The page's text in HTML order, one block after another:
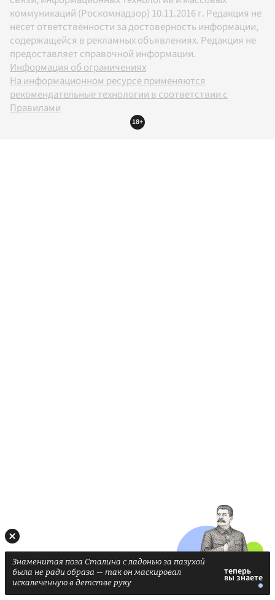
коммуникаций (Роскомнадзор) 10.11.2016 г. Редакция не
несет ответственности за достоверность информации,
содержащейся в рекламных объявлениях. Редакция не
предоставляет справочной информации.
Информация об ограничениях
На информационном ресурсе применяются
рекомендательные технологии в соответствии с
Правилами
18+
Знаменитая поза Сталина с ладонью за пазухой
была не ради образа — так он маскировал
искалеченную в детстве руку